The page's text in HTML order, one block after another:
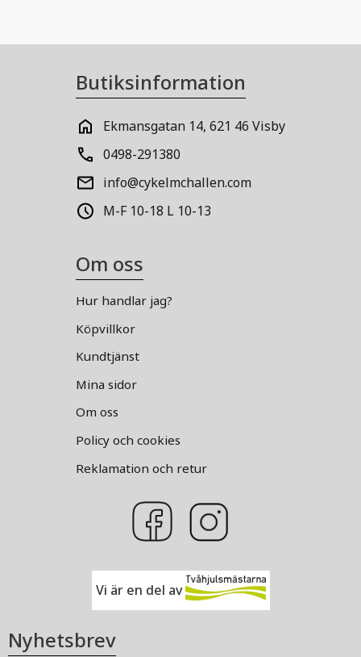
Butiksinformation
Ekmansgatan 14, 621 46 Visby
0498-291380
info@cykelmchallen.com
M-F 10-18 L 10-13
Om oss
Hur handlar jag?
Köpvillkor
Kundtjänst
Mina sidor
Om oss
Policy och cookies
Reklamation och retur
Vi är en del av
Nyhetsbrev